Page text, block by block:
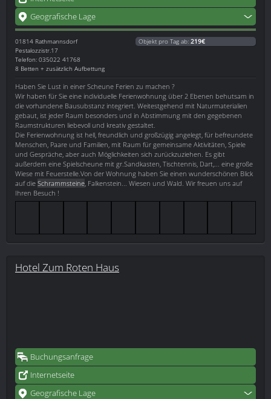
Geografische Lage
01814 Rathmannsdorf
Pestalozzistr.17
Telefon: 035022 41768
8 Betten + zusätzlich Aufbettung
Objekt pro Tag ab: 219€
Haben Sie Lust in einer Scheune Ferien zu machen ?
Wir haben für Sie eine individuelle Ferienwohnung über 2 Ebenen behutsam in
die vorhandene Bausubstanz integriert. Weitestgehend mit Naturmaterialien
gebaut, ist jeder Raum besonders und in Abstimmung mit den gegebenen
Raumstrukturen liebevoll und kreativ gestaltet.
Die Ferienwohnung ist hell, freundlich und großzügig angelegt, für befreundete
Menschen, Paare und Familien, mit Raum für gemeinsame Aktivitäten, Spiele
und Gespräche, aber auch Möglichkeiten sich zurückzuziehen. Es gibt
außerdem eine Spielscheune mit gr.Sandkasten, Tischtennis, Dart,... eine große
Wiese mit Feuerstelle.Von der Wohnung haben Sie einen wunderschönen Blick
auf die Schrammsteine , Falkenstein... Wiesen und Wald. Wir freuen uns auf
Ihren Besuch !
Hotel Zum Roten Haus
Buchungsanfrage
Internetseite
Geografische Lage